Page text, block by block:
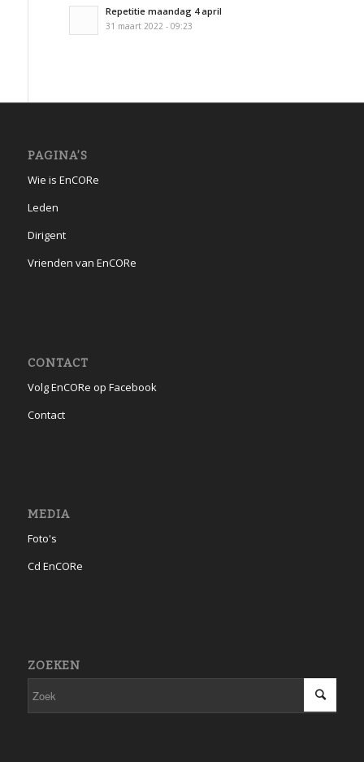
Repetitie maandag 4 april
31 maart 2022 - 09:23
PAGINA’S
Wie is EnCORe
Leden
Dirigent
Vrienden van EnCORe
CONTACT
Volg EnCORe op Facebook
Contact
MEDIA
Foto's
Cd EnCORe
ZOEKEN